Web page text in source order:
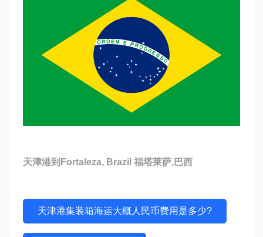
天津港到Fortaleza, Brazil 福塔莱萨,巴西
天津港集装箱海运大概人民币费用是多少?